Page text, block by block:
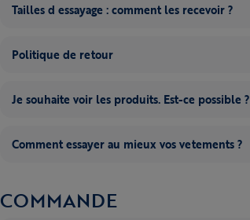
Tailles d essayage : comment les recevoir ?
Politique de retour
Je souhaite voir les produits. Est-ce possible ?
Comment essayer au mieux vos vetements ?
COMMANDE